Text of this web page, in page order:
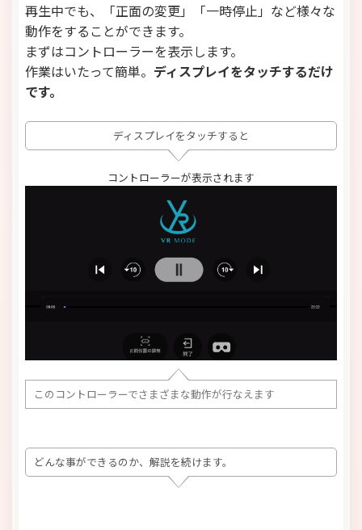
再生中でも、「正面の変更」「一時停止」など様々な
動作をすることができます。
まずはコントローラーを表示します。
作業はいたって簡単。 ディスプレイをタッチするだけ
です。
ディスプレイをタッチすると
コントローラーが表示されます
このコントローラーでさまざまな動作が行なえます
どんな事ができるのか、解説を続けます。